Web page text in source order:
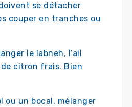
se détacher
couper en tranches ou
le labneh, l’ail
citron frais. Bien
ou un bocal, mélanger